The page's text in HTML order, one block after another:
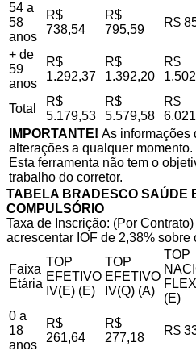
54 a
58
anos
R$
738,54
R$
795,59
R$
+ de
59
anos
R$
1.292,37
R$
1.392,20
R$
Total
R$
5.179,53
R$
5.579,58
R$
IMPORTANTE! As informações
alterações a qualquer momento.
Esta ferramenta não tem o
trabalho do corretor.
TABELA BRADESCO SAÚDE
COMPULSÓRIO
Taxa de Inscrição: (Por
acrescentar IOF de 2,38% sobre
Faixa
Etária
TOP
EFETIVO
IV(E) (E)
TOP
EFETIVO
IV(Q) (A)
TOP
(E)
0 a
18
anos
R$
261,64
R$
277,18
R$